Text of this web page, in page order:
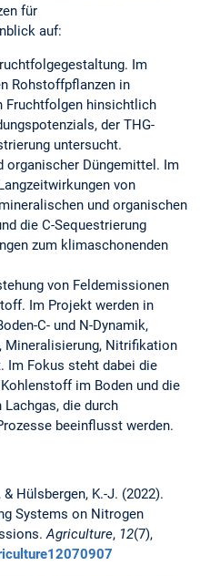
für
auf:
Im
Rohstoffpflanzen in
Fruchtfolgen hinsichtlich
der THG-
untersucht.
organischer Düngemittel. Im
von
und organischen
die C-Sequestrierung
zum klimaschonenden
von Feldemissionen
Im Projekt werden in
C- und N-Dynamik,
Nitrifikation
Im Fokus steht dabei die
im Boden und die
Lachgas, die durch
beeinflusst werden.
Hülsbergen, K.-J. (2022).
Systems on Nitrogen
Agriculture, 12(7),